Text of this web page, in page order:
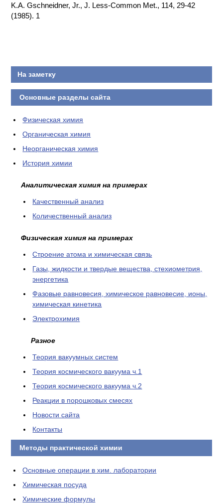
K.A. Gschneidner, Jr., J. Less-Common Met., 114, 29-42
(1985). 1
На заметку
Основные разделы сайта
Физическая химия
Органическая химия
Неорганическая химия
История химии
Аналитическая химия на примерах
Качественный анализ
Количественный анализ
Физическая химия на примерах
Cтроение атома и химическая связь
Газы, жидкости и твердые вещества, стехиометрия,
энергетика
Фазовые равновесия, химическое равновесие, ионы,
химическая кинетика
Электрохимия
Разное
Теория вакуумных систем
Теория космического вакуума ч.1
Теория космического вакуума ч.2
Реакции в порошковых смесях
Новости сайта
Контакты
Методы практической химии
Основные операции в хим. лаборатории
Химическая посуда
Химические формулы